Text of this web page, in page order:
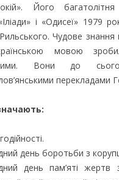
Його
і «Одисеї» 1979
Чудове знання
мовою
Вони до
перекладами
день боротьби з
день пам’яті жертв